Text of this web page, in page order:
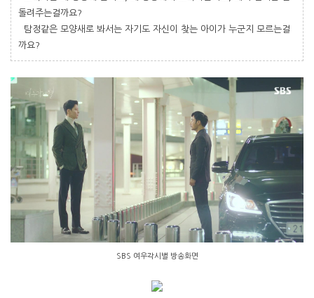
돌려주는걸까요?
탐정같은 모양새로 봐서는 자기도 자신이 찾는 아이가 누군지 모르는걸
까요?
SBS 여우각시별 방송화면